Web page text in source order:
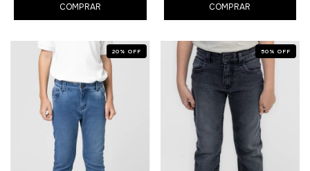
COMPRAR COMPRAR
20 % OFF 50 % OFF